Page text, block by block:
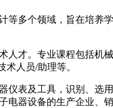
多个领域，旨在培养
才。专业课程包括机
人员/助理等。
表及工具，识别、选
器设备的生产企业、